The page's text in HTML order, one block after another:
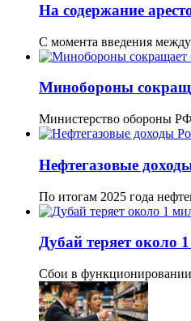
На содержание
С момента введения
Минобороны
Министерство обороны
Нефтегазовые
По итогам 2025 года
Дубай теряет около
Сбои в функционировании